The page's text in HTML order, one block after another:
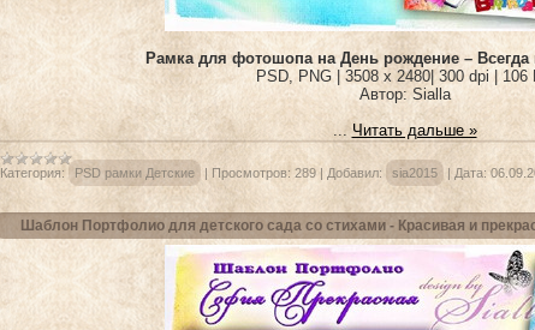
Рамка для фотошопа на День рождение –
PSD, PNG | 3508 x 2480| 300 dpi | 106
Автор: Sialla
...Читать дальше »
Категория: PSD рамки Детские | Просмотров: 289 | Добавил: sia2015 | Дата:
Шаблон Портфолио для детского сада со стихами - Красивая и